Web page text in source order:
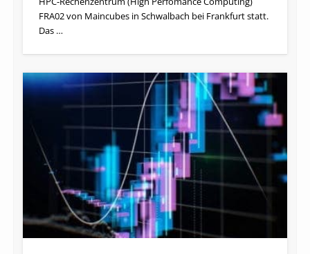
FRA02 von Maincubes in Schwalbach bei Frankfurt statt.
Das …